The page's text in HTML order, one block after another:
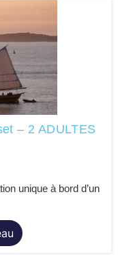
– 2 ADULTES
unique à bord d’un